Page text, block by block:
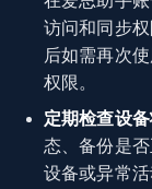
访问和同步
后如需再次
权限。
定期检查设
态、备份是
设备或异常